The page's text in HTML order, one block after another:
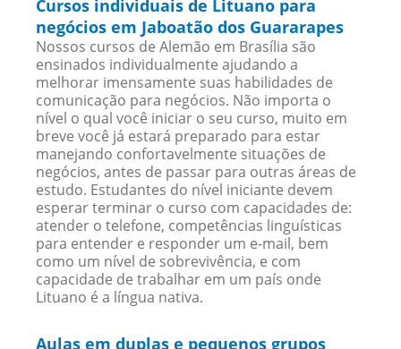
Cursos individuais de Lituano para
negócios em Jaboatão dos Guararapes
Nossos cursos de Alemão em Brasília são
ensinados individualmente ajudando a
melhorar imensamente suas habilidades de
comunicação para negócios. Não importa o
nível o qual você iniciar o seu curso, muito em
breve você já estará preparado para estar
manejando confortavelmente situações de
negócios, antes de passar para outras áreas de
estudo. Estudantes do nível iniciante devem
esperar terminar o curso com capacidades de:
atender o telefone, competências linguísticas
para entender e responder um e-mail, bem
como um nível de sobrevivência, e com
capacidade de trabalhar em um país onde
Lituano é a língua nativa.
Aulas em duplas e pequenos grupos